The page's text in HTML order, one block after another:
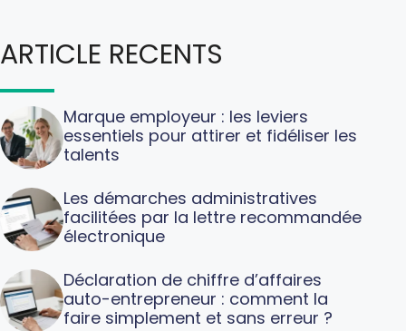
ARTICLE RECENTS
Marque employeur : les leviers
essentiels pour attirer et fidéliser les
talents
Les démarches administratives
facilitées par la lettre recommandée
électronique
Déclaration de chiffre d’affaires
auto-entrepreneur : comment la
faire simplement et sans erreur ?